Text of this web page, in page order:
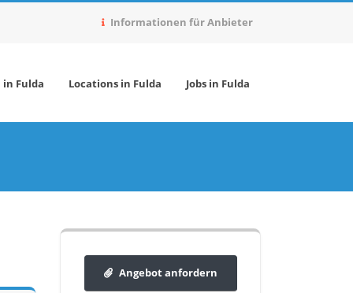
Informationen für Anbieter
Fulda Locations in Fulda Jobs in Fulda
Angebot anfordern